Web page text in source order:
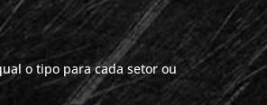
o tipo para cada setor ou